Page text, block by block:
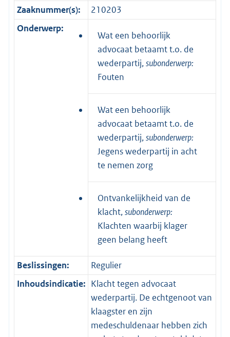
Zaaknummer(s):
210203
Onderwerp:
Wat een behoorlijk
advocaat betaamt t.o. de
wederpartij,subonderwerp:
Fouten
Wat een behoorlijk
advocaat betaamt t.o. de
wederpartij,subonderwerp:
Jegens wederpartij in acht
te nemen zorg
Ontvankelijkheid van de
klacht,subonderwerp:
Klachten waarbij klager
geen belang heeft
Beslissingen:
Regulier
Inhoudsindicatie: Klacht tegen advocaat
wederpartij. De echtgenoot van
klaagster en zijn
medeschuldenaar hebben zich